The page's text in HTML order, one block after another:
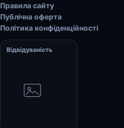
Правила сайту
Публічна оферта
Політика конфіденційності
Відвідуваність